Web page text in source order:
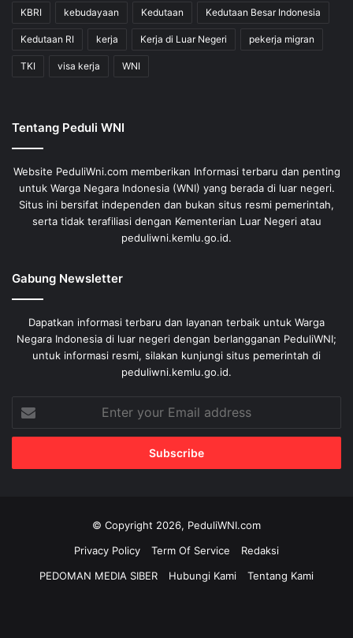
KBRI kebudayaan Kedutaan Kedutaan Besar Indonesia
Kedutaan RI kerja Kerja di Luar Negeri pekerja migran
TKI visa kerja WNI
Tentang Peduli WNI
Website PeduliWni.com memberikan Informasi terbaru dan penting
untuk Warga Negara Indonesia (WNI) yang berada di luar negeri.
Situs ini bersifat independen dan bukan situs resmi pemerintah,
serta tidak terafiliasi dengan Kementerian Luar Negeri atau
peduliwni.kemlu.go.id.
Gabung Newsletter
Dapatkan informasi terbaru dan layanan terbaik untuk Warga
Negara Indonesia di luar negeri dengan berlangganan PeduliWNI;
untuk informasi resmi, silakan kunjungi situs pemerintah di
peduliwni.kemlu.go.id.
your
Email
© Copyright 2026, PeduliWNI.com
Privacy Policy
Term Of Service
Redaksi
PEDOMAN MEDIA SIBER
Hubungi Kami Tentang Kami